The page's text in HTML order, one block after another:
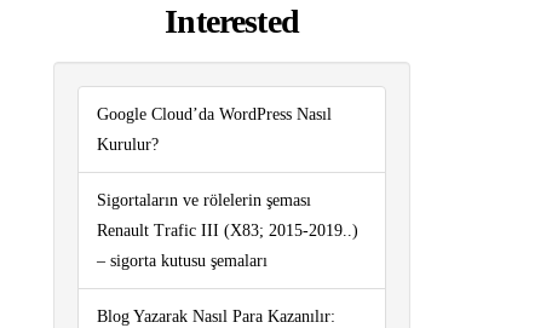
Interested
Google Cloud’da WordPress Nasıl
Kurulur?
Sigortaların ve rölelerin şeması
Renault Trafic III (X83; 2015-2019..)
– sigorta kutusu şemaları
Blog Yazarak Nasıl Para Kazanılır: